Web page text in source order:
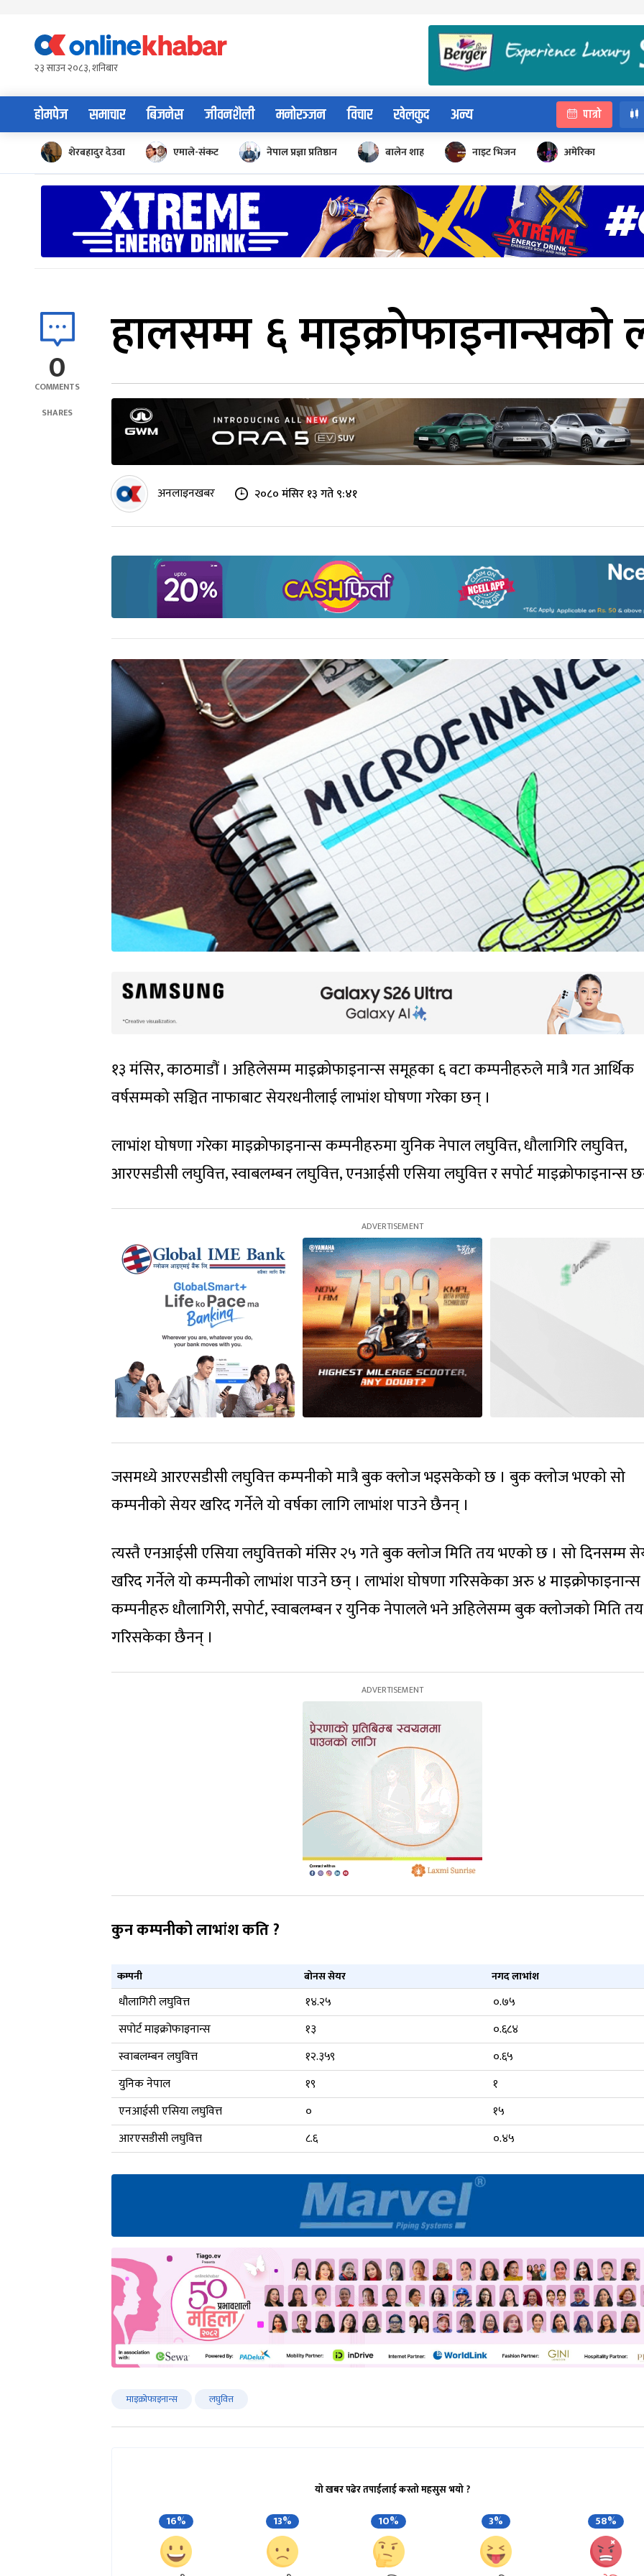
content२३ साउन २०८३, शनिबार
होमपेज समाचार बिजनेस जीवनशैली मनोरञ्जन विचार खेलकुद अन्य पात्रो
शेरबहादुर देउवा एमाले-संकट नेपाल प्रज्ञा प्रतिष्ठान बालेन शाह नाइट भिजन अमेरिका
0
COMMENTS
SHARES
हालसम्म ६ माइक्रोफाइनान्सको
अनलाइनखबर २०८० मंसिर १३ गते ९:४१
१३ मंसिर, काठमाडौं । अहिलेसम्म माइक्रोफाइनान्स समूहका ६ वटा कम्पनीहरुले मात्रै गत आर्थिक
वर्षसम्मको सञ्चित नाफाबाट सेयरधनीलाई लाभांश घोषणा गरेका छन् ।
लाभांश घोषणा गरेका माइक्रोफाइनान्स कम्पनीहरुमा युनिक नेपाल लघुवित्त, धौलागिरि लघुवित्त,
आरएसडीसी लघुवित्त, स्वाबलम्बन लघुवित्त, एनआईसी एसिया लघुवित्त र सपोर्ट माइक्रोफाइनान्स
जसमध्ये आरएसडीसी लघुवित्त कम्पनीको मात्रै बुक क्लोज भइसकेको छ । बुक क्लोज भएको सो
कम्पनीको सेयर खरिद गर्नेले यो वर्षका लागि लाभांश पाउने छैनन् ।
त्यस्तै एनआईसी एसिया लघुवित्तको मंसिर २५ गते बुक क्लोज मिति तय भएको छ । सो दिनसम्म
खरिद गर्नेले यो कम्पनीको लाभांश पाउने छन् । लाभांश घोषणा गरिसकेका अरु ४ माइक्रोफाइनान्स
कम्पनीहरु धौलागिरी, सपोर्ट, स्वाबलम्बन र युनिक नेपालले भने अहिलेसम्म बुक क्लोजको मिति तय
गरिसकेका छैनन् ।
कुन कम्पनीको लाभांश कति ?
कम्पनी बोनस सेयर नगद लाभांश
धौलागिरी लघुवित्त १४.२५
०.७५
सपोर्ट माइक्रोफाइनान्स
१३
०.६८४
स्वाबलम्बन लघुवित्त
१२.३५९
०.६५
युनिक नेपाल
१९
१
एनआईसी एसिया लघुवित्त
०
१५
आरएसडीसी लघुवित्त
८.६ ०.४५
माइक्रोफाइनान्स लघुवित्त
यो खबर पढेर तपाईलाई कस्तो महसुस भयो ?
16% 13% 10% 3% 58%